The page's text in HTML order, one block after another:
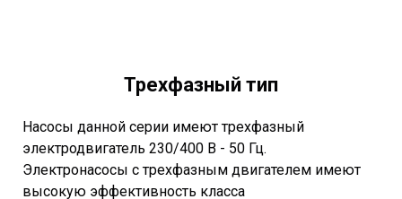
Трехфазный тип
Насосы данной серии имеют трехфазный
электродвигатель 230/400 В - 50 Гц.
Электронасосы с трехфазным двигателем имеют
высокую эффективность класса